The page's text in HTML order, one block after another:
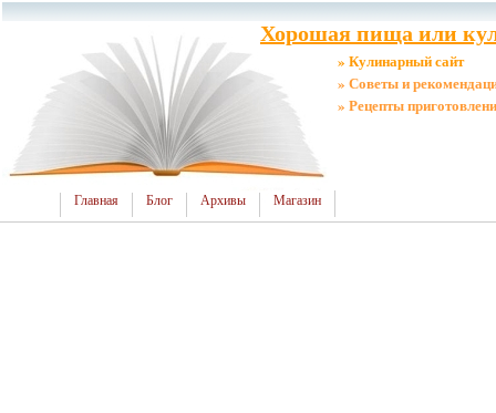
Хорошая пища или
» Кулинарный сайт
» Советы и
» Рецепты
Главная Блог Архивы Магазин